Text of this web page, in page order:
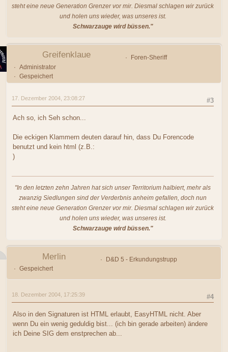
steht eine neue Generation Grenzer vor mir. Diesmal schlagen wir zurück
und holen uns wieder, was unseres ist.
Schwarzauge wird büssen."
Greifenklaue
Foren-Sheriff
Administrator
Gespeichert
#3
17. Dezember 2004, 23:08:27
Ach so, ich Seh schon...
Die eckigen Klammern deuten darauf hin, dass Du Forencode
benutzt und kein html (z.B.:
)
"In den letzten zehn Jahren hat sich unser Territorium halbiert, mehr als
zwanzig Siedlungen sind der Verderbnis anheim gefallen, doch nun
steht eine neue Generation Grenzer vor mir. Diesmal schlagen wir zurück
und holen uns wieder, was unseres ist.
Schwarzauge wird büssen."
Merlin
D&D 5 - Erkundungstrupp
Gespeichert
#4
18. Dezember 2004, 17:25:39
Also in den Signaturen ist HTML erlaubt, EasyHTML nicht. Aber
wenn Du ein wenig geduldig bist... (ich bin gerade arbeiten) ändere
ich Deine SIG dem enstprechen ab...